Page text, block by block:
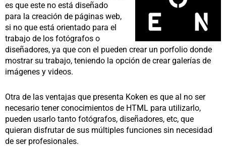
es que este no está diseñado
para la creación de páginas web,
si no que está orientado para el
trabajo de los fotógrafos o
diseñadores, ya que con el pueden crear un porfolio donde
mostrar su trabajo, teniendo la opción de crear galerías de
imágenes y videos.
Otra de las ventajas que presenta Koken es que al no ser
necesario tener conocimientos de HTML para utilizarlo,
pueden usarlo tanto fotógrafos, diseñadores, etc, que
quieran disfrutar de sus múltiples funciones sin necesidad
de ser profesionales.